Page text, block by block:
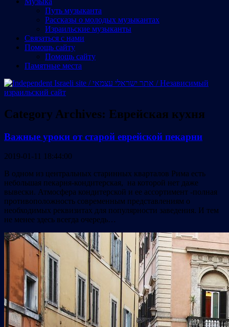
Путь музыканта
Рассказы о молодых музыкантах
Израильские музыканты
Cвязаться с нами
Помощь сайту
Помощь сайту
Памятные места
Category Archives: Еврейская кухня
Важные уроки от старой еврейской пекарни
2019-01-11 18:44:00
В одном из центральных старинных кварталов Рима есть
небольшая пекарня-кондитерская, на которой нет даже
вывески. Атмосфера кондитерской и ее ассортимент -полная
противоположность современным представлениям о
необходимых реквизитах для популярности заведения. И тем
не менее здесь всегда очередь…